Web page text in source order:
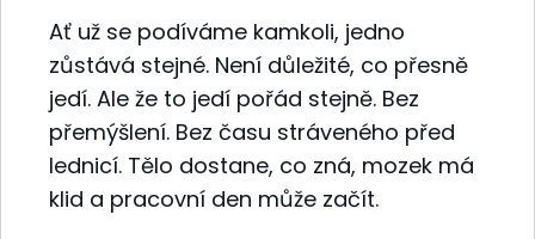
Ať už se podíváme kamkoli, jedno
zůstává stejné. Není důležité, co přesně
jedí. Ale že to jedí pořád stejně. Bez
přemýšlení. Bez času stráveného před
lednicí. Tělo dostane, co zná, mozek má
klid a pracovní den může začít.